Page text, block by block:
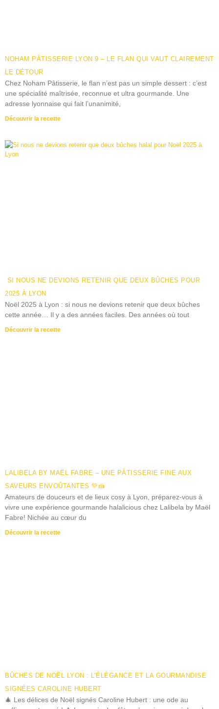
NOHAM PÂTISSERIE LYON 9 – LE FLAN QUI VAUT CLAIREMENT
LE DÉTOUR
Chez Noham Pâtisserie, le flan n’est pas un simple dessert : c’est
une spécialité maîtrisée, reconnue et ultra gourmande. Une
adresse lyonnaise qui fait l’unanimité,
Découvrir la recette
SI NOUS NE DEVIONS RETENIR QUE DEUX BÛCHES POUR
2025 À LYON
Noël 2025 à Lyon : si nous ne devions retenir que deux bûches
cette année… Il y a des années faciles. Des années où tout
Découvrir la recette
LALIBELA BY MAËL FABRE – UNE PÂTISSERIE FINE AUX
SAVEURS ENVOÛTANTES 💚🍰
Amateurs de douceurs et de lieux cosy à Lyon, préparez-vous à
vivre une expérience gourmande halalicious chez Lalibela by Maël
Fabre! Nichée au cœur du
Découvrir la recette
BÛCHES DE NOËL LYON : L’ÉLÉGANCE ET LA GOURMANDISE
SIGNÉES CAROLINE HUBERT
🎄 Les délices de Noël signés Caroline Hubert : une ode au